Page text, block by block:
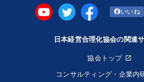
いいね
日本経営合理化協会の関連
協会トップ
コンサルティング・企業内